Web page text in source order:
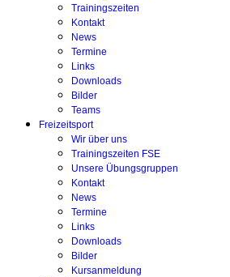
Trainingszeiten
Kontakt
News
Termine
Links
Downloads
Bilder
Teams
Freizeitsport
Wir über uns
Trainingszeiten FSE
Unsere Übungsgruppen
Kontakt
News
Termine
Links
Downloads
Bilder
Kursanmeldung